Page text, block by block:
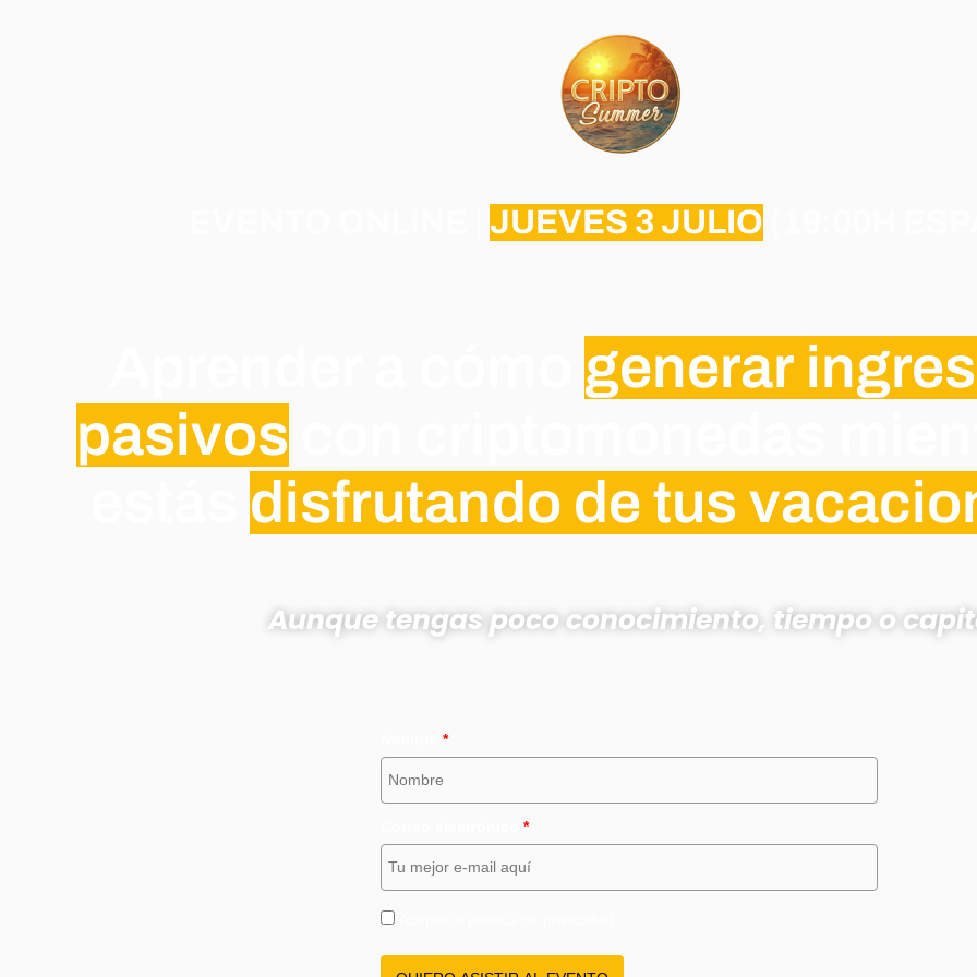
JUEVES 3 JULIO
generar
pasivos
disfrutando de tus
Aunque tengas poco conocimiento, tiempo o
*
*